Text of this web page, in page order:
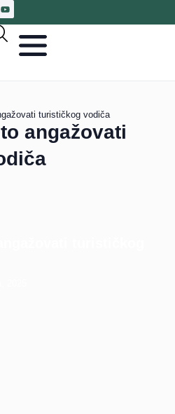
turističkog vodiča
angažovati